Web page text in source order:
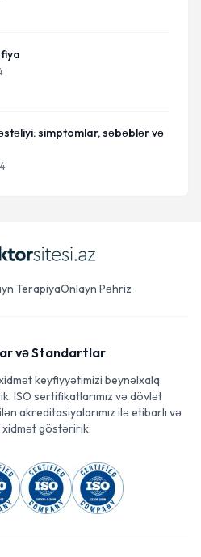
simptomlar, səbəblər və
TerapiyaOnlayn Pəhriz
və Standartlar
keyfiyyətimizi beynəlxalq
ISO sertifikatlarımız və dövlət
akreditasiyalarımız ilə etibarlı və
xidmət göstəririk.